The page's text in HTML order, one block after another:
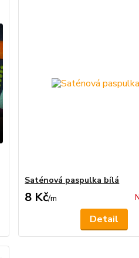
Saténová paspulka bílá
8 Kč/m
Detail